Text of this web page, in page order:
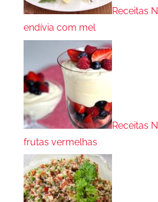
Receitas
endívia com mel
Receitas
frutas vermelhas